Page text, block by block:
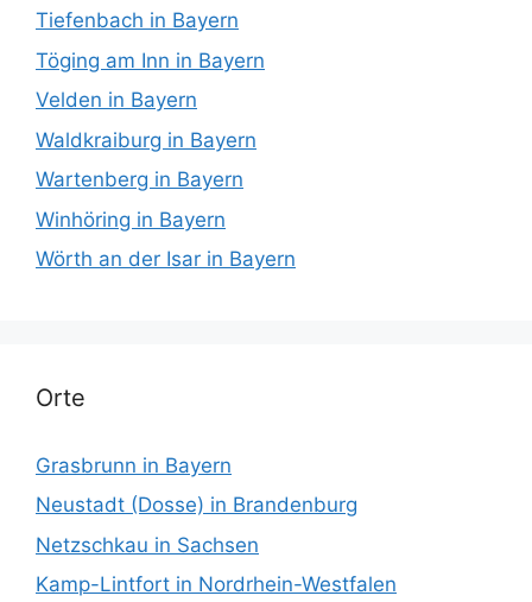
Tiefenbach in Bayern
Töging am Inn in Bayern
Velden in Bayern
Waldkraiburg in Bayern
Wartenberg in Bayern
Winhöring in Bayern
Wörth an der Isar in Bayern
Orte
Grasbrunn in Bayern
Neustadt (Dosse) in Brandenburg
Netzschkau in Sachsen
Kamp-Lintfort in Nordrhein-Westfalen